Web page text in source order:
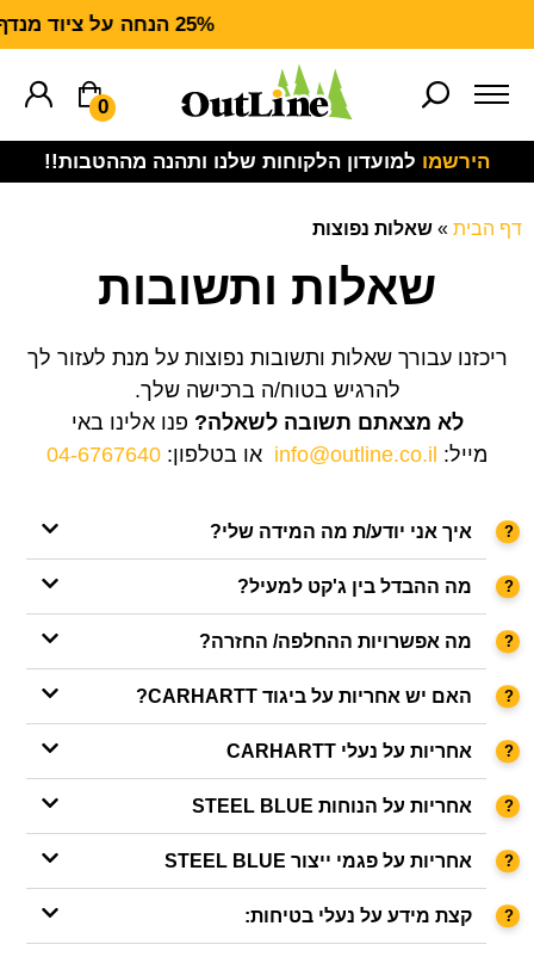
25% הנחה על ציוד מנדף CARHARTT FORCE
0
הירשמו למועדון הלקוחות שלנו ותהנה מההטבות!!
דף הבית » שאלות נפוצות
שאלות ותשובות
ריכזנו עבורך שאלות ותשובות נפוצות על מנת לעזור לך
להרגיש בטוח/ה ברכישה שלך.
לא מצאתם תשובה לשאלה? פנו אלינו באי
מייל: info@outline.co.il או בטלפון: 04-6767640
איך אני יודע/ת מה המידה שלי?
מה ההבדל בין ג'קט למעיל?
מה אפשרויות ההחלפה/ החזרה?
האם יש אחריות על ביגוד CARHARTT?
אחריות על נעלי CARHARTT
אחריות על הנוחות STEEL BLUE
אחריות על פגמי ייצור STEEL BLUE
קצת מידע על נעלי בטיחות: